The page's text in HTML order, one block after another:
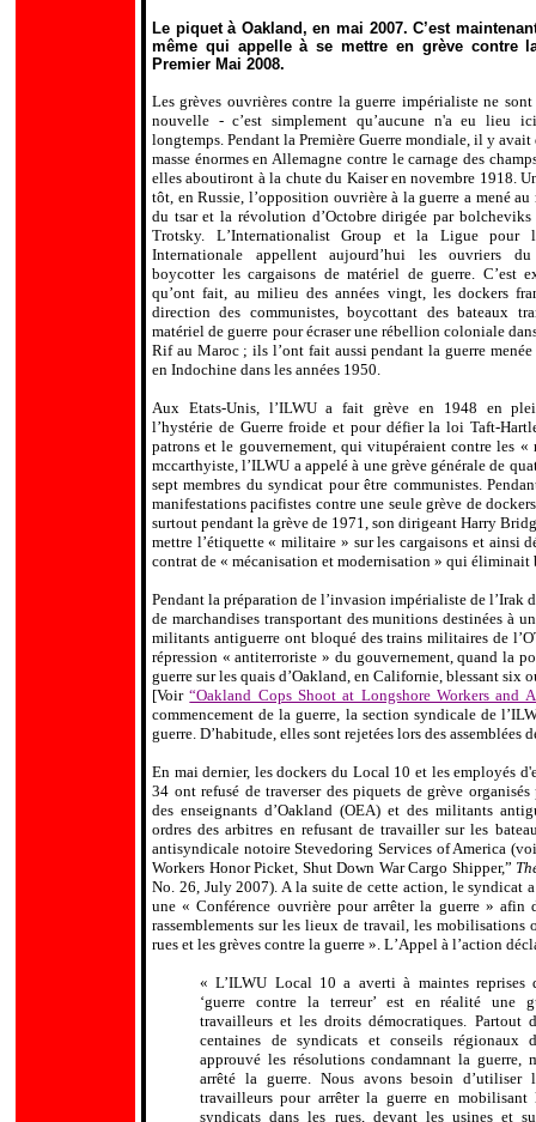
Le piquet à Oakland, en mai 2007. C’est
même qui appelle à se mettre en grève contre
Premier Mai 2008.
Les grèves ouvrières contre la guerre impérialiste ne
nouvelle - c’est simplement qu’aucune n'a eu lieu
longtemps. Pendant la Première Guerre mondiale, il y avait
masse énormes en Allemagne contre le carnage des
elles aboutiront à la chute du Kaiser en novembre 1918.
tôt, en Russie, l’opposition ouvrière à la guerre a mené au
du tsar et la révolution d’Octobre dirigée par
Trotsky. L’Internationalist Group et la Ligue pour
Internationale appellent aujourd’hui les ouvriers du
boycotter les cargaisons de matériel de guerre. C’est
qu’ont fait, au milieu des années vingt, les dockers
direction des communistes, boycottant des bateaux
matériel de guerre pour écraser une rébellion coloniale
Rif au Maroc ; ils l’ont fait aussi pendant la guerre menée
en Indochine dans les années 1950.
Aux Etats-Unis, l’ILWU a fait grève en 1948 en
l’hystérie de Guerre froide et pour défier la loi Taft-
patrons et le gouvernement, qui vitupéraient contre les
mccarthyiste, l’ILWU a appelé à une grève générale de
sept membres du syndicat pour être communistes.
manifestations pacifistes contre une seule grève de
surtout pendant la grève de 1971, son dirigeant Harry
mettre l’étiquette « militaire » sur les cargaisons et ainsi
contrat de « mécanisation et modernisation » qui éliminait
Pendant la préparation de l’invasion impérialiste de l’Irak
de marchandises transportant des munitions destinées à
militants antiguerre ont bloqué des trains militaires de l’
répression « antiterroriste » du gouvernement, quand la
guerre sur les quais d’Oakland, en Californie, blessant six
[Voir“Oakland Cops Shoot at Longshore Workers and
commencement de la guerre, la section syndicale de l’
guerre. D’habitude, elles sont rejetées lors des assemblées
En mai dernier, les dockers du Local 10 et les employés
34 ont refusé de traverser des piquets de grève
des enseignants d’Oakland (OEA) et des militants
ordres des arbitres en refusant de travailler sur les
antisyndicale notoire Stevedoring Services of America
Workers Honor Picket, Shut Down War Cargo Shipper,”
No. 26, July 2007). A la suite de cette action, le syndicat
une « Conférence ouvrière pour arrêter la guerre » afin
rassemblements sur les lieux de travail, les mobilisations
rues et les grèves contre la guerre ». L’Appel à l’action
« L’ILWU Local 10 a averti à maintes reprises
‘guerre contre la terreur’ est en réalité une
travailleurs et les droits démocratiques. Partout
centaines de syndicats et conseils régionaux
approuvé les résolutions condamnant la guerre,
arrêté la guerre. Nous avons besoin d’utiliser
travailleurs pour arrêter la guerre en mobilisant
syndicats dans les rues, devant les usines et